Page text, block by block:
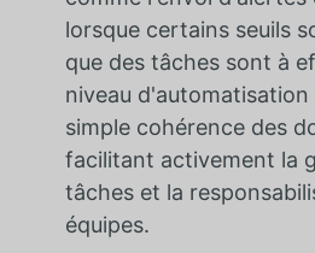
lorsque certains seuils
que des tâches sont à
niveau d'automatisation
simple cohérence des
facilitant activement la
tâches et la
équipes.